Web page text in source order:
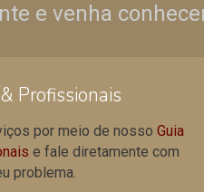
e venha
Profissionais
por meio de nosso Guia
e fale diretamente com
problema.